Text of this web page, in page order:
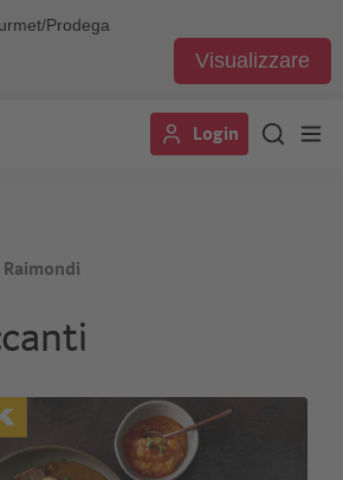
Prodega
Visualizzare
Login